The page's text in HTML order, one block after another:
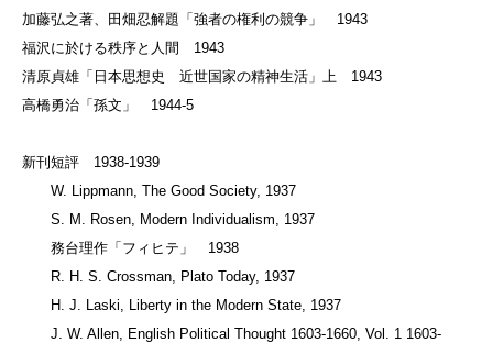
加藤弘之著、田畑忍解題「強者の権利の競争」 1943
福沢に於ける秩序と人間 1943
清原貞雄「日本思想史 近世国家の精神生活」上 1943
高橋勇治「孫文」 1944-5
新刊短評 1938-1939
W. Lippmann, The Good Society, 1937
S. M. Rosen, Modern Individualism, 1937
務台理作「フィヒテ」 1938
R. H. S. Crossman, Plato Today, 1937
H. J. Laski, Liberty in the Modern State, 1937
J. W. Allen, English Political Thought 1603-1660, Vol. 1 1603-